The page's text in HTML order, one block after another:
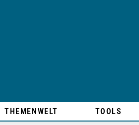
THEMENWELT TOOLS